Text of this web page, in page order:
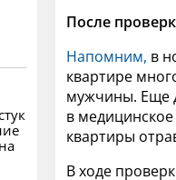
После
Напомним, в
квартире
мужчины. Еще
в
квартиры
В ходе